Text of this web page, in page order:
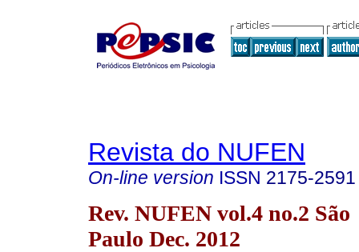
Revista do NUFEN
On-line version ISSN 2175-2591
Rev. NUFEN vol.4 no.2 São
Paulo Dec. 2012